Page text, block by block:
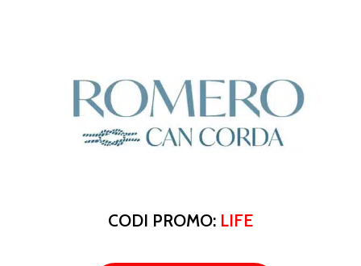
CODI PROMO: LIFE